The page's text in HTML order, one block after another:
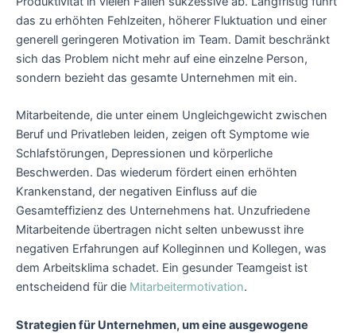
das zu erhöhten Fehlzeiten, höherer Fluktuation und einer
generell geringeren Motivation im Team. Damit beschränkt
sich das Problem nicht mehr auf eine einzelne Person,
sondern bezieht das gesamte Unternehmen mit ein.
Mitarbeitende, die unter einem Ungleichgewicht zwischen
Beruf und Privatleben leiden, zeigen oft Symptome wie
Schlafstörungen, Depressionen und körperliche
Beschwerden. Das wiederum fördert einen erhöhten
Krankenstand, der negativen Einfluss auf die
Gesamteffizienz des Unternehmens hat. Unzufriedene
Mitarbeitende übertragen nicht selten unbewusst ihre
negativen Erfahrungen auf Kolleginnen und Kollegen, was
dem Arbeitsklima schadet. Ein gesunder Teamgeist ist
entscheidend für die Mitarbeitermotivation.
Strategien für Unternehmen, um eine ausgewogene